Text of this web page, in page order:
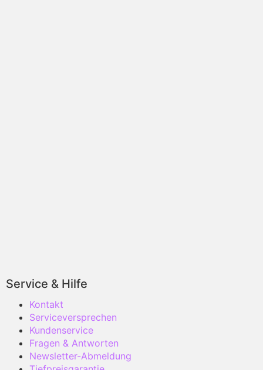
Service & Hilfe
Kontakt
Serviceversprechen
Kundenservice
Fragen & Antworten
Newsletter-Abmeldung